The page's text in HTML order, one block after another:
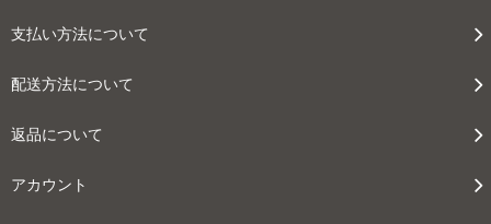
支払い方法について
配送方法について
返品について
アカウント